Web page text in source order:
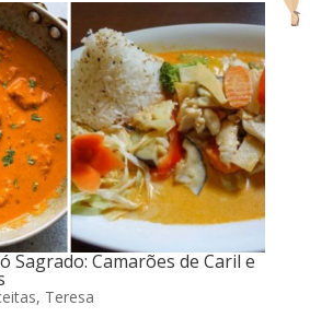
Sagrado: Camarões de Caril e
, Teresa